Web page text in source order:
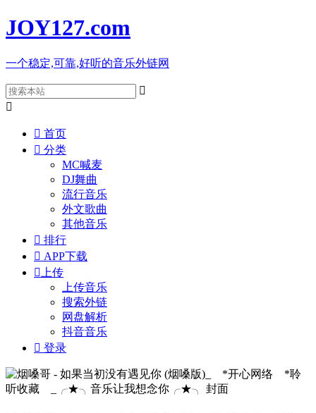
JOY127.com
一个稳定,可靠,好听的音乐外链网


 首页
 分类
MC喊麦
DJ舞曲
流行音乐
外文歌曲
其他音乐
 排行
 APP下载
 上传
上传音乐
搜索外链
网盘解析
抖音音乐
 登录